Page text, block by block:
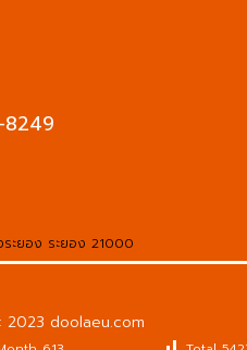
ะยอง ระยอง 21000
2023 doolaeu.com